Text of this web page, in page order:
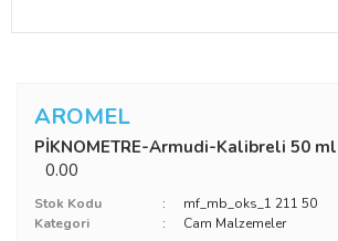
AROMEL
PİKNOMETRE-Armudi-Kalibreli 50 ml
0.00
Stok Kodu
mf_mb_oks_1 211 50
Kategori
Cam Malzemeler